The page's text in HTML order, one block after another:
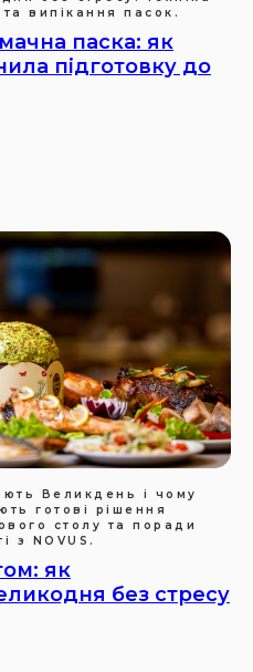
випікання пасок.
паска: як
підготовку до
Великдень і чому
готові рішення
столу та поради
з NOVUS.
як
без стресу